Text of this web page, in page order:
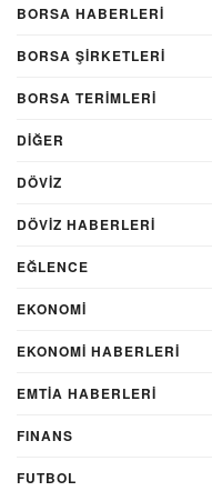
BORSA HABERLERI
BORSA ŞIRKETLERI
BORSA TERIMLERI
DIĞER
DÖVİZ
DÖVIZ HABERLERI
EĞLENCE
EKONOMİ
EKONOMI HABERLERI
EMTIA HABERLERI
FINANS
FUTBOL